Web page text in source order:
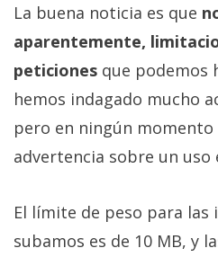
La buena noticia es que
aparentemente,
peticiones que podemos
hemos indagado mucho
pero en ningún
advertencia sobre un uso
El límite de peso para las
subamos es de 10 MB, y